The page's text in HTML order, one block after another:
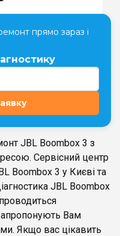
вул. Анни Ахматової, 30
прямо зараз і
JBL Boombox 3 з
Сервісний центр
Boombox 3 у Києві та
JBL Boombox
Вам
Якщо вас цікавить